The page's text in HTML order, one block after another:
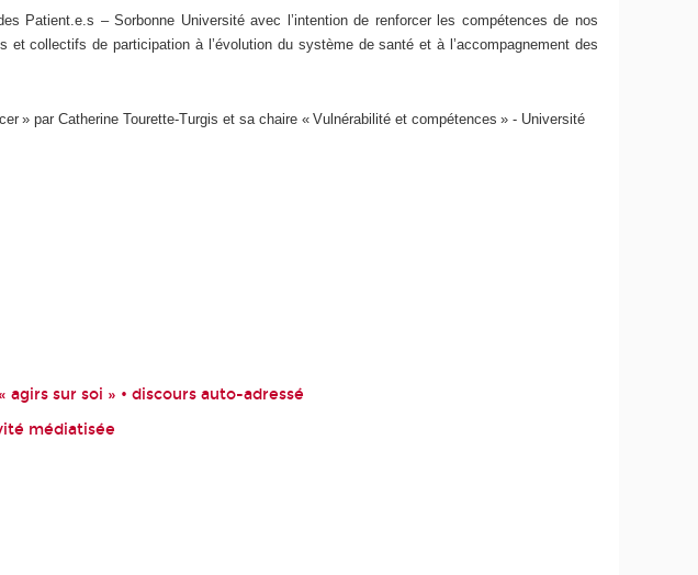
Patient.e.s – Sorbonne Université avec l’intention de renforcer les compétences de nos
collectifs de participation à l’évolution du système de santé et à l’accompagnement des
» par Catherine Tourette-Turgis et sa chaire « Vulnérabilité et compétences » - Université
sur soi » • discours auto-adressé
médiatisée